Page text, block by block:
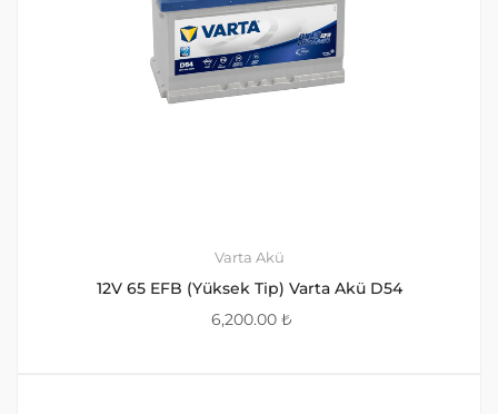
Varta Akü
12V 65 EFB (Yüksek Tip) Varta Akü D54
6,200.00 ₺